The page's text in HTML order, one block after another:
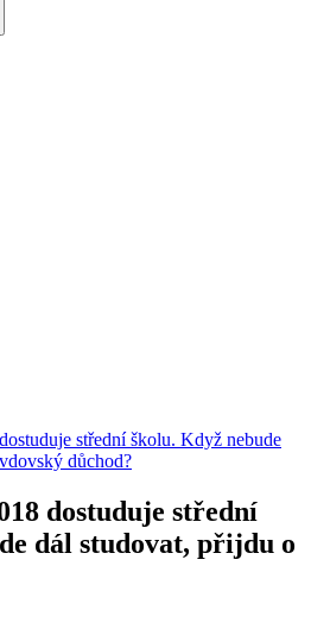
střední školu. Když nebude
důchod?
dostuduje střední
dál studovat, přijdu o